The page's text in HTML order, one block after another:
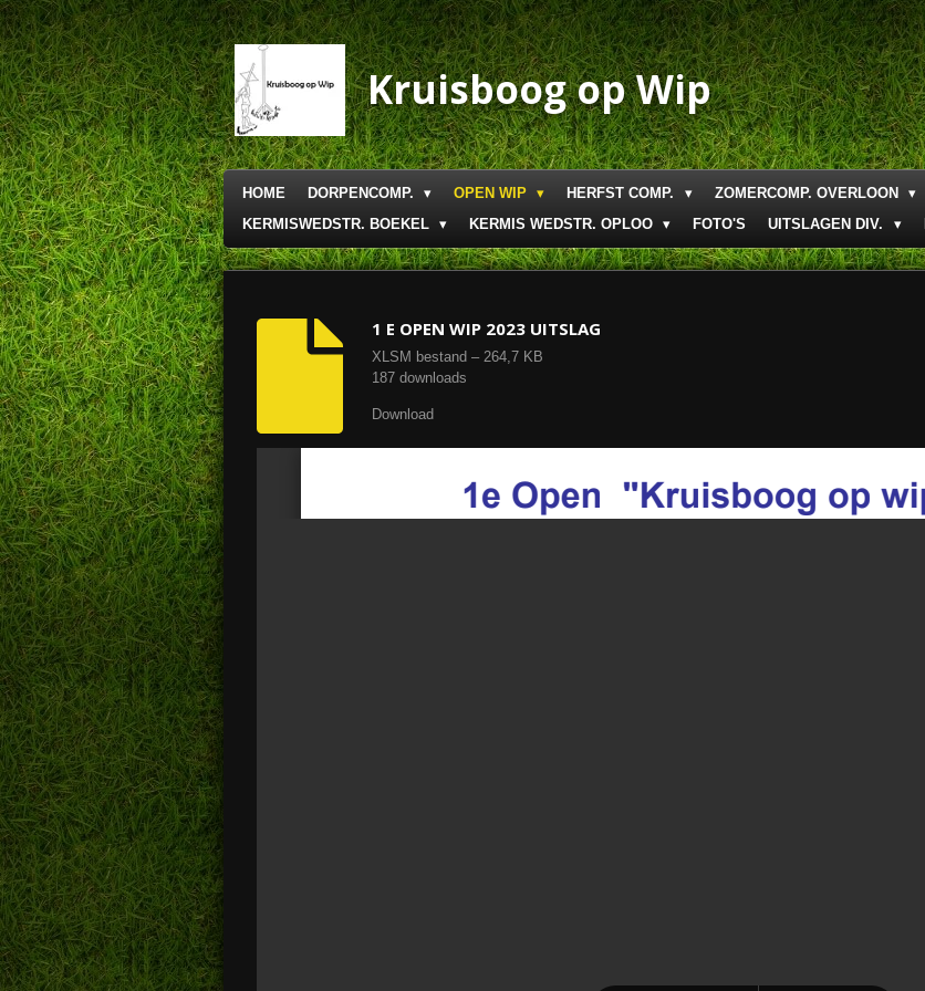
Ga
direct
naar
de
hoofdinhoud
Kruisboog op Wip
HOME DORPENCOMP. OPEN WIP HERFST COMP. ZOMERCOMP. OVERLOON
KERMISWEDSTR. BOEKEL
KERMIS WEDSTR. OPLOO FOTO'S UITSLAGEN DIV.
1 E OPEN WIP 2023 UITSLAG
XLSM bestand – 264,7 KB
187 downloads
Download